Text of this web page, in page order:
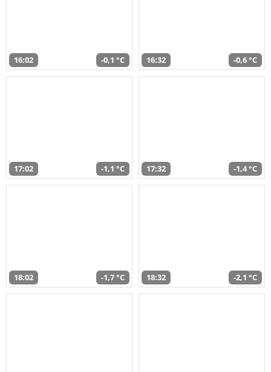
16:02 -0,1 °C 16:32 -0,6 °C
17:02 -1,1 °C 17:32 -1,4 °C
18:02 -1,7 °C 18:32 -2,1 °C